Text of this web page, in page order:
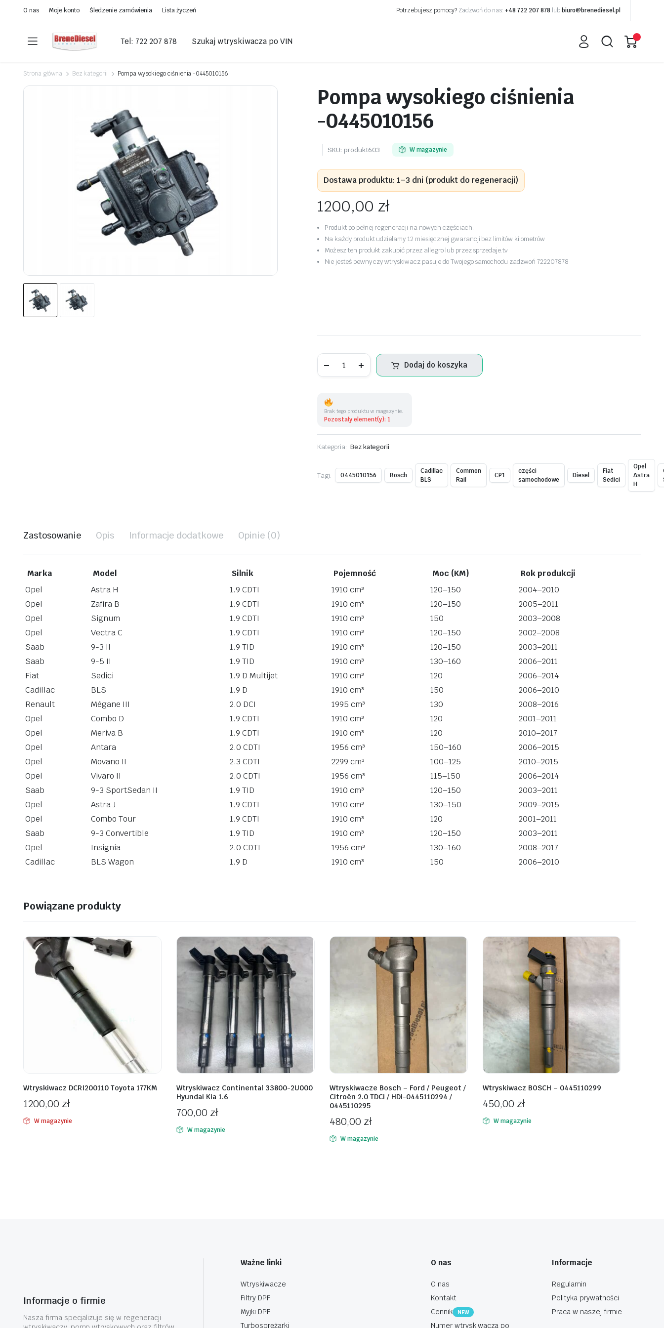
O nas Moje konto Śledzenie zamówienia Lista życzeń Potrzebujesz pomocy? Zadzwoń do nas: +48 722 207 878 lub biuro@brenediesel.pl
Tel: 722 207 878 Szukaj wtryskiwacza po VIN
Strona główna Bez kategorii Pompa wysokiego ciśnienia -0445010156
Pompa wysokiego ciśnienia
-0445010156
SKU: produkt603 W magazynie
Dostawa produktu: 1–3 dni (produkt do regeneracji)
1200,00 zł
Produkt po pełnej regeneracji na nowych częściach.
Na każdy produkt udzielamy 12 miesięcznej gwarancji bez limitów kilometrów
Możesz ten produkt zakupić przez allegro lub przez sprzedaje.tv
Nie jesteś pewny czy wtryskiwacz pasuje do Twojego samochodu zadzwoń 722207878
wysokiego
Dodaj do koszyka
Brak tego produktu w magazynie.
Pozostały element(y): 1
Kategoria: Bez kategorii
Tagi: 0445010156 Bosch
Cadillac
BLS
Common
Rail
CP1
części
samochodowe
Diesel
Fiat
Sedici
Opel
Astra
H
Zastosowanie Opis Informacje dodatkowe Opinie (0)
Marka Model Silnik Pojemność Moc (KM)
Rok produkcji
Opel
Astra H 1.9 CDTI 1910 cm³ 120–150
2004–2010
Opel
Zafira B 1.9 CDTI 1910 cm³ 120–150
2005–2011
Opel
Signum 1.9 CDTI 1910 cm³ 150
2003–2008
Opel
Vectra C 1.9 CDTI 1910 cm³ 120–150
2002–2008
Saab
9-3 II 1.9 TID 1910 cm³ 120–150
2003–2011
Saab
9-5 II 1.9 TID 1910 cm³ 130–160
2006–2011
Fiat
Sedici 1.9 D Multijet 1910 cm³ 120
2006–2014
Cadillac
BLS 1.9 D 1910 cm³ 150
2006–2010
Renault
Mégane III 2.0 DCI 1995 cm³ 130
2008–2016
Opel
Combo D 1.9 CDTI 1910 cm³ 120
2001–2011
Opel
Meriva B 1.9 CDTI 1910 cm³ 120
2010–2017
Opel
Antara 2.0 CDTI 1956 cm³ 150–160
2006–2015
Opel
Movano II 2.3 CDTI 2299 cm³ 100–125
2010–2015
Opel
Vivaro II 2.0 CDTI 1956 cm³ 115–150
2006–2014
Saab
9-3 SportSedan II 1.9 TID 1910 cm³ 120–150
2003–2011
Opel
Astra J 1.9 CDTI 1910 cm³ 130–150
2009–2015
Opel
Combo Tour 1.9 CDTI 1910 cm³ 120
2001–2011
Saab
9-3 Convertible 1.9 TID 1910 cm³ 120–150
2003–2011
Opel
Insignia 2.0 CDTI 1956 cm³ 130–160
2008–2017
Cadillac
BLS Wagon 1.9 D 1910 cm³ 150 2006–2010
Powiązane produkty
Wtryskiwacz DCRI200110 Toyota 177KM
1200,00 zł
W magazynie
Wtryskiwacz Continental 33800-2U000
Hyundai Kia 1.6
700,00 zł
W magazynie
Wtryskiwacze Bosch – Ford / Peugeot /
Citroën 2.0 TDCi / HDi-0445110294 /
0445110295
480,00 zł
W magazynie
Wtryskiwacz BOSCH – 0445110299
450,00 zł
W magazynie
Informacje o firmie
Nasza firma specjalizuje się w regeneracji
Ważne linki
Wtryskiwacze
Filtry DPF
Myjki DPF
Turbosprężarki
O nas
O nas
Kontakt
Cennik
NEW
Numer wtryskiwacza po
Informacje
Regulamin
Polityka prywatności
Praca w naszej firmie